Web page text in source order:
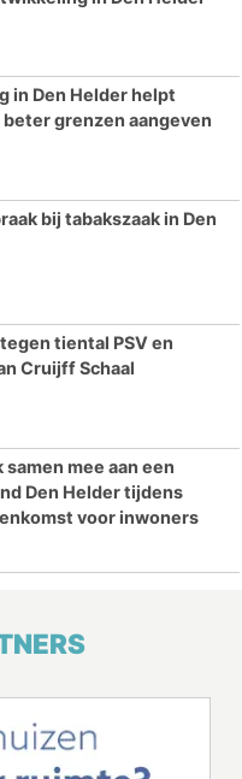
in Den Helder helpt
grenzen aangeven
bij tabakszaak in Den
tiental PSV en
Cruijff Schaal
samen mee aan een
Den Helder tijdens
voor inwoners